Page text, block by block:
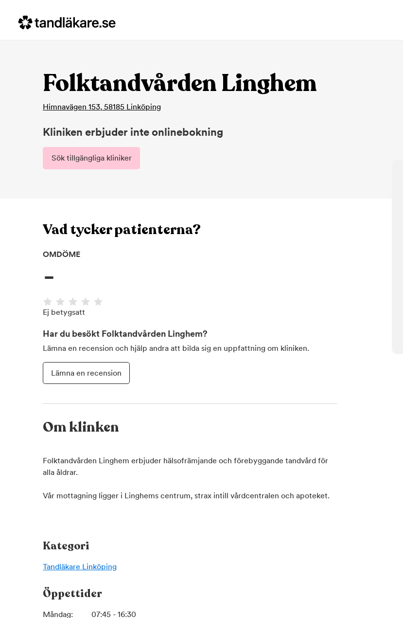
Folktandvården Linghem
Himnavägen 153, 58185 Linköping
Kliniken erbjuder inte onlinebokning
Sök tillgängliga kliniker
Vad tycker patienterna?
OMDÖME
-
Ej betygsatt
Har du besökt Folktandvården Linghem?
Lämna en recension och hjälp andra att bilda sig en uppfattning om kliniken.
Lämna en recension
Om klinken
Folktandvården Linghem erbjuder hälsofrämjande och förebyggande tandvård för
alla åldrar.
Vår mottagning ligger i Linghems centrum, strax intill vårdcentralen och apoteket.
Kategori
Tandläkare Linköping
Öppettider
Måndag:
07:45 - 16:30